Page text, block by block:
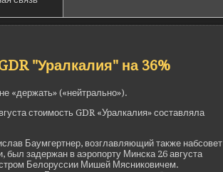
"Уралкалия" на 36%
«де­ржать» («нейтрально»).
стоимость GDR «Уралкалия» составляла
Баумгертнер, возглавляющий также набсове­т
был заде­ржан в аэропорту Минска 26 августа
Белоруссии Мишей Мясниковичем.